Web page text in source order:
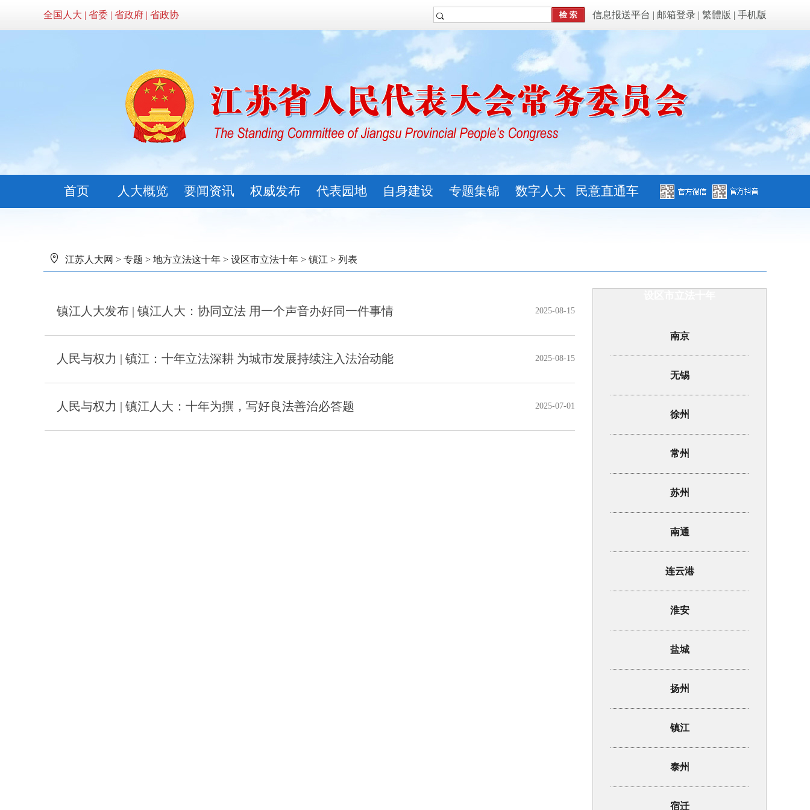
全国人大 | 省委 | 省政府 | 省政协 信息报送平台 | 邮箱登录 | 繁體版 | 手机版
首页 人大概览 要闻资讯 权威发布 代表园地 自身建设 专题集锦 数字人大 民意直通车
江苏人大网 > 专题 > 地方立法这十年 > 设区市立法十年 > 镇江 > 列表
镇江人大发布 | 镇江人大：协同立法 用一个声音办好同一件事情 2025-08-15
人民与权力 | 镇江：十年立法深耕 为城市发展持续注入法治动能 2025-08-15
人民与权力 | 镇江人大：十年为撰，写好良法善治必答题 2025-07-01
南京
无锡
徐州
常州
苏州
南通
连云港
淮安
盐城
扬州
镇江
泰州
宿迁